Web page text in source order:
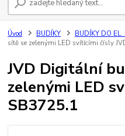
Úvod BUDÍKY BUDÍKY DO
sítě se zelenými LED svítícími čísly
JVD Digitální
zelenými LED
SB3725.1